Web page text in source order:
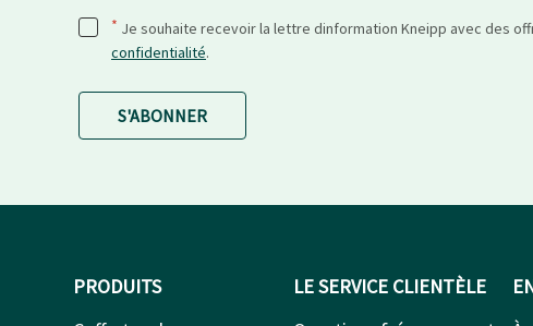
* Je souhaite recevoir la lettre dinformation Kneipp avec des
confidentialité.
S'ABONNER
PRODUITS
LE SERVICE CLIENTÈLE